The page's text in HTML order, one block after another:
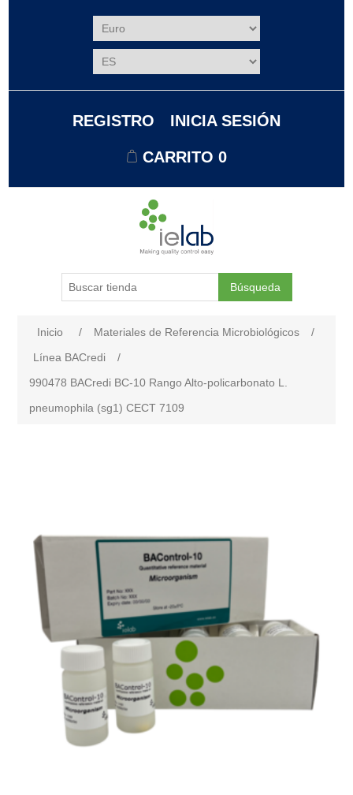
REGISTRO INICIA SESIÓN
CARRITO 0
Búsqueda
Inicio / Materiales de Referencia Microbiológicos
/
Línea BACredi
/
990478 BACredi BC-10 Rango Alto-policarbonato L.
pneumophila (sg1) CECT 7109